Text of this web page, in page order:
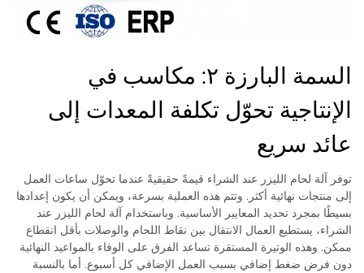
السمة البارزة ٢: مكاسب في
الإنتاجية تحوّل تكلفة المعدات إلى
عائد سريع
توفر آلة لحام الليزر عند الشراء قيمةً حقيقيةً عندما تحوّل ساعات العمل
إلى منتجات نهائية أكثر. وتتم هذه العملية بسرعة، ويمكن أن يكون إعدادها
بسيطًا بمجرد تحديد المعايير الأساسية. وباستخدام آلة لحام الليزر عند
الشراء، يستطيع العمال الانتقال بين نقاط اللحام والوصلات بأقل انقطاع
ممكن. وهذه الوتيرة المستقرة تساعد الفرق على الوفاء بالمواعيد النهائية
دون فرض ضغط إضافي بسبب العمل الإضافي كل أسبوع. أما بالنسبة